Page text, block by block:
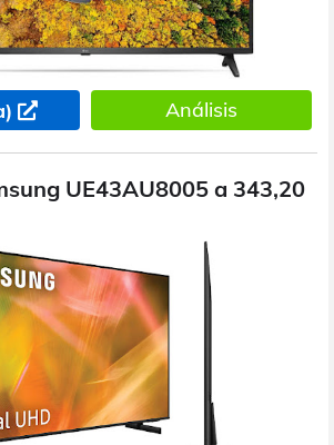
Análisis
UE43AU8005 a 343,20